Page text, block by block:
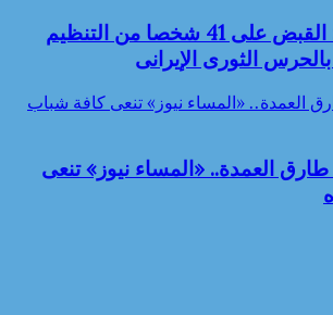
الداخلية البحرينية: القبض على 41 شخصا من التنظيم
الثورى الإيرانى
العمدة.. «المساء نيوز» تنعى كافة شباب
طارق العمدة.. «المساء نيوز» تنعى